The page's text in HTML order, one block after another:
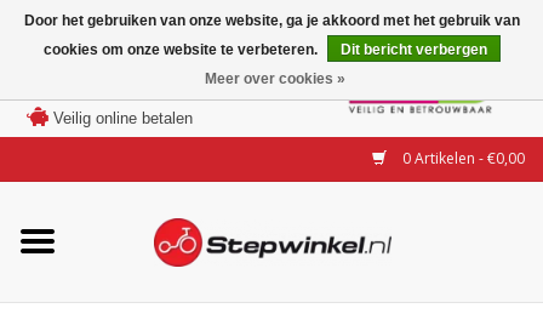
Veilig online betalen
0 Artikelen - €0,00
Merken
Modellen
Accessoires
Door het gebruiken van onze website, ga je akkoord met het gebruik van
cookies om onze website te verbeteren.
Dit bericht verbergen
Meer over cookies »